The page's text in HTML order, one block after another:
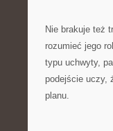
Nie brakuje też
rozumieć jego
typu uchwyty,
podejście uczy,
planu.